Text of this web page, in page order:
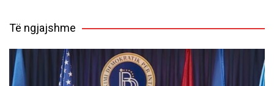
Të ngjajshme